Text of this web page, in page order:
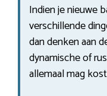
Indien je nieuwe
verschillende
dan denken aan
dynamische of
allemaal mag